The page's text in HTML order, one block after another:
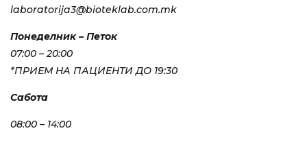
laboratorija3@bioteklab.com.mk
Понеделник – Петок
07:00 – 20:00
*ПРИЕМ НА ПАЦИЕНТИ ДО 19:30
Сабота
08:00 – 14:00